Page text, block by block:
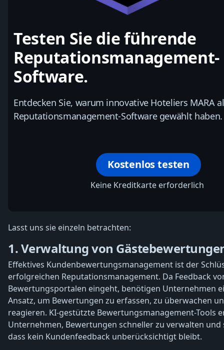
Testen Sie die führende
Reputationsmanagement-
Software.
Entdecken Sie, warum innovative Hoteliers MARA
Reputationsmanagement-Software gewählt haben.
Kostenlos testen
Keine Kreditkarte erforderlich
Lasst uns sie einzeln betrachten:
1. Verwaltung von
Effektives Kundenbewertungsmanagement ist der
erfolgreichen Reputationsmanagement. Da Feedback
Bewertungsportalen eingeht, benötigen Unternehmen
Ansatz, um Bewertungen zu erfassen, zu überwachen
reagieren. KI-gestützte Bewertungsmanagement-Tools
Unternehmen, Bewertungen schneller zu verwalten und
dass kein Kundenfeedback unberücksichtigt bleibt.